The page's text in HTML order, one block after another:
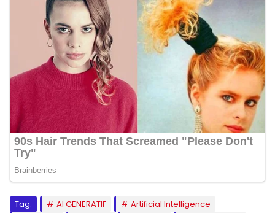
Tag: AI GENERATIF
Artificial Intelligence